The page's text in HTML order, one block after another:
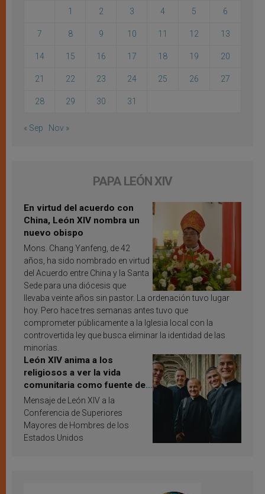
1 2 3 4 5 6
7 8 9 10 11 12 13
14 15 16 17 18 19 20
21 22 23 24 25 26 27
28 29 30 31
« Sep Nov »
PAPA LEÓN XIV
En virtud del acuerdo con
China, León XIV nombra un
nuevo obispo
Mons. Chang Yanfeng, de 42
años, ha sido nombrado en virtud
del Acuerdo entre China y la Santa
Sede para una diócesis que
llevaba veinte años sin pastor. La ordenación tuvo lugar
hoy. Pero hace tres semanas antes tuvo que
comprometer públicamente a la Iglesia local con la
controvertida ley que busca eliminar la identidad de las
minorías.
León XIV anima a los
religiosos a ver la vida
comunitaria como fuente de
inspiración y santificación
Mensaje de León XIV a la
Conferencia de Superiores
Mayores de Hombres de los
Estados Unidos